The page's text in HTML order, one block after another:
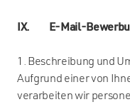
IX. E-Mail-
1. Beschreibung und
Aufgrund einer von
verarbeiten wir